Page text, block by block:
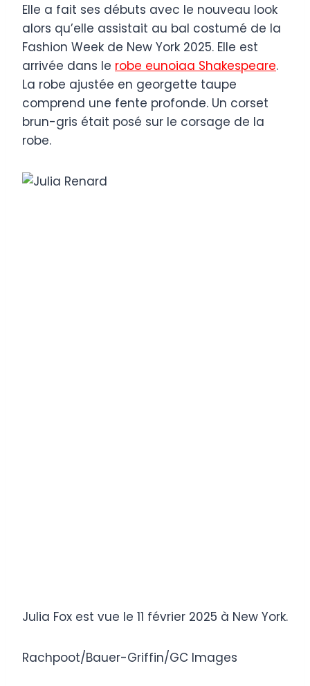
Elle a fait ses débuts avec le nouveau look
alors qu’elle assistait au bal costumé de la
Fashion Week de New York 2025. Elle est
arrivée dans le robe eunoiaa Shakespeare.
La robe ajustée en georgette taupe
comprend une fente profonde. Un corset
brun-gris était posé sur le corsage de la
robe.
Julia Fox est vue le 11 février 2025 à New York.
Rachpoot/Bauer-Griffin/GC Images